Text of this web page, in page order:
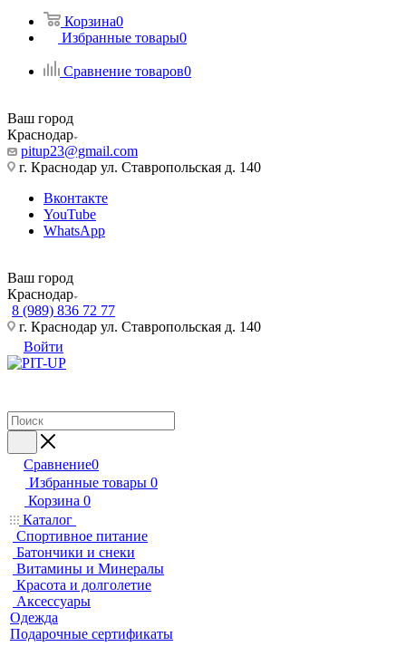
Корзина0
Избранные товары0
Сравнение товаров0
Ваш город
Краснодар
pitup23@gmail.com
г. Краснодар ул. Ставропольская д. 140
Вконтакте
YouTube
WhatsApp
Ваш город
Краснодар
8 (989) 836 72 77
г. Краснодар ул. Ставропольская д. 140
Войти
Сравнение0
Избранные товары 0
Корзина 0
Каталог
Спортивное питание
Батончики и снеки
Витамины и Минералы
Красота и долголетие
Аксессуары
Одежда
Подарочные сертификаты